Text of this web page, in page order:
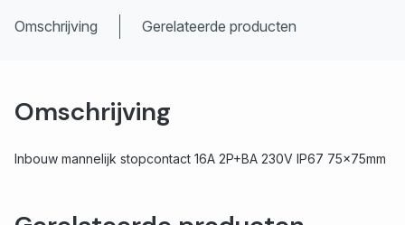
Omschrijving Gerelateerde producten
Omschrijving
Inbouw mannelijk stopcontact 16A 2P+BA 230V IP67 75x75mm